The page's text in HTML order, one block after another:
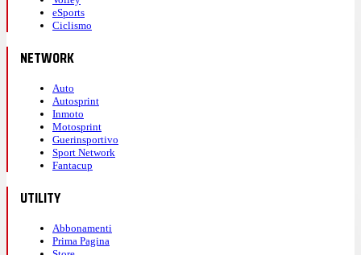
eSports
Ciclismo
NETWORK
Auto
Autosprint
Inmoto
Motosprint
Guerinsportivo
Sport Network
Fantacup
UTILITY
Abbonamenti
Prima Pagina